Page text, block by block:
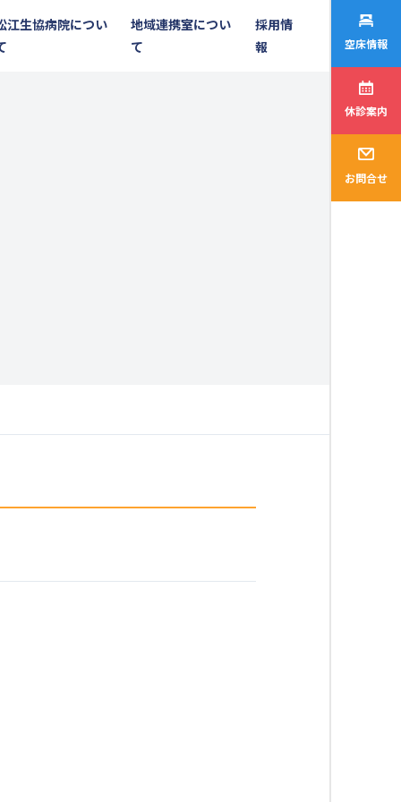
江生協病院につい
地域連携室につい
て
採用情
報
空床情報
休診案内
お問合せ